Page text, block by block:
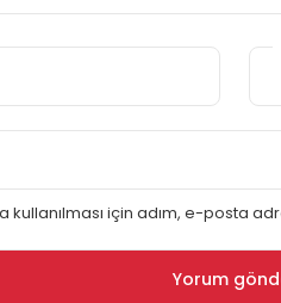
kullanılması için adım, e-posta